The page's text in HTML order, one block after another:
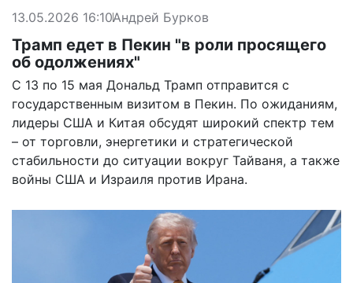
13.05.2026 16:10Андрей Бурков
Трамп едет в Пекин "в роли просящего
об одолжениях"
С 13 по 15 мая Дональд Трамп отправится с
государственным визитом в Пекин. По ожиданиям,
лидеры США и Китая обсудят широкий спектр тем
– от торговли, энергетики и стратегической
стабильности до ситуации вокруг Тайваня, а также
войны США и Израиля против Ирана.